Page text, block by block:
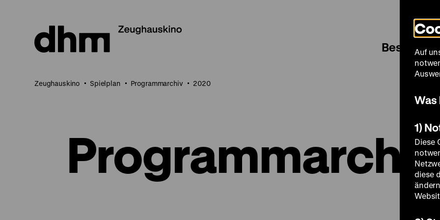
Seiteninhalt
springen
Besuch
Zeughauskino Spielplan Programmarchiv 2020
Auf
Was
1)
Diese
diese